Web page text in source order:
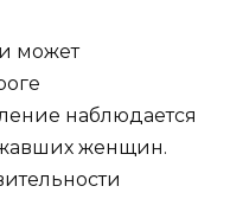
может
наблюдается
женщин.